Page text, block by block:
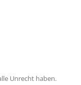
Unrecht haben.